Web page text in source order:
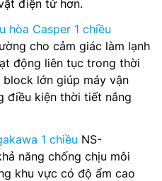
điện tử hơn.
hòa Casper 1 chiều
cho cảm giác làm lạnh
động liên tục trong thời
lớn giúp máy vận
điều kiện thời tiết nắng
1 chiều NS-
năng chống chịu môi
khu vực có độ ẩm cao